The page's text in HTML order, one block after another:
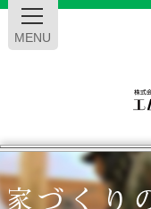
MENU
エ
ム